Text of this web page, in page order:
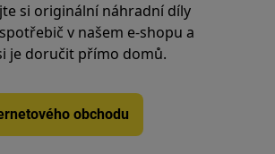
si originální náhradní díly
v našem e-shopu a
je doručit přímo domů.
obchodu